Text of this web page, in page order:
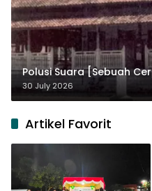
Polusi Suara [Sebuah
30 July 2026
Artikel Favorit